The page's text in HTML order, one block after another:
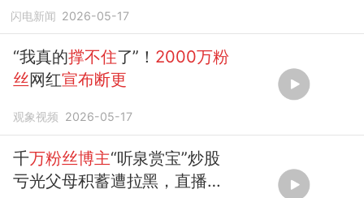
闪电新闻 2026-05-17
“我真的撑不住了”！ 2000万粉
丝网红宣布断更
观象视频 2026-05-17
千万粉丝博主“听泉赏宝”炒股
亏光父母积蓄遭拉黑，直播宣